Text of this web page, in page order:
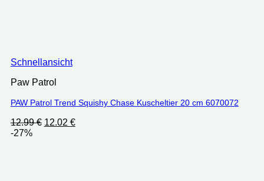
Schnellansicht
Paw Patrol
PAW Patrol Trend Squishy Chase Kuscheltier 20 cm ‎6070072
12.99€ Ursprünglicher
12.02 €Aktueller
-27%